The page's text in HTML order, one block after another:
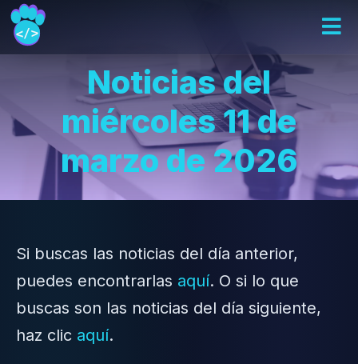
Noticias del
miércoles 11 de
marzo de 2026
Si buscas las noticias del día anterior,
puedes encontrarlas aquí. O si lo que
buscas son las noticias del día siguiente,
haz clic aquí.